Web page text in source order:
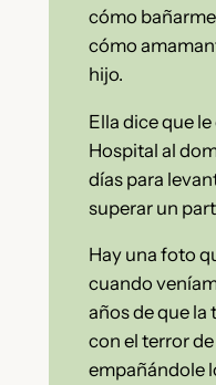
cómo
cómo
hijo.
Ella dice que
Hospital al
días para
superar un
Hay una foto
cuando
años de que la
con el terror
empañándole